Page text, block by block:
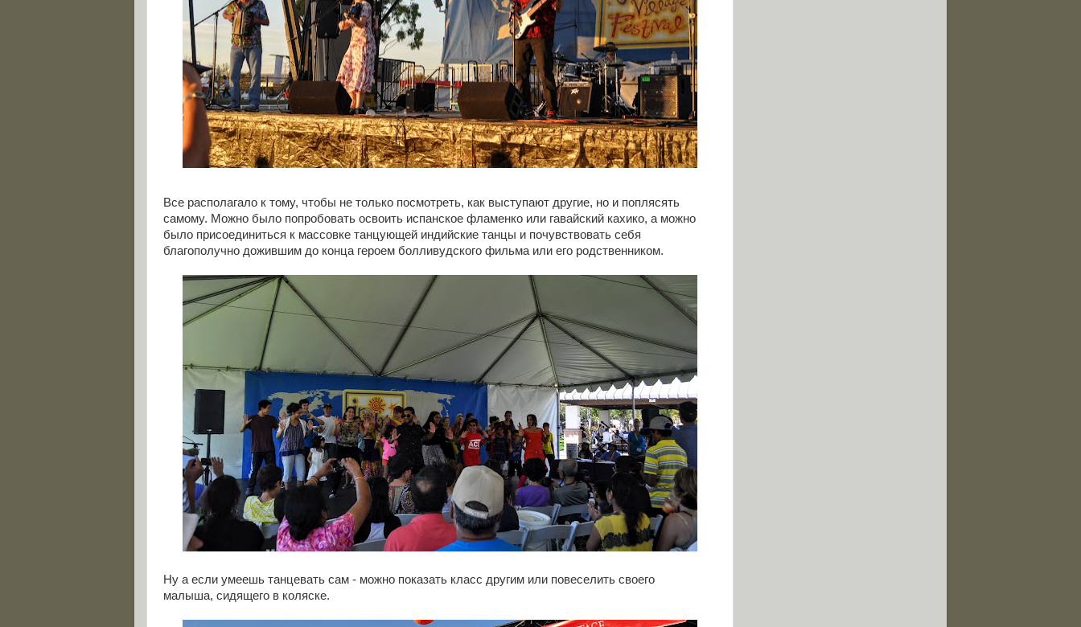
Все располагало к тому, чтобы не только посмотреть, как выступают другие, но и поплясять
самому. Можно было попробовать освоить испанское фламенко или гавайский кахико, а можно
было присоединиться к массовке танцующей индийские танцы и почувствовать себя
благополучно дожившим до конца героем болливудского фильма или его родственником.
Ну а если умеешь танцевать сам - можно показать класс другим или повеселить своего
малыша, сидящего в коляске.